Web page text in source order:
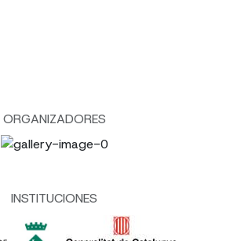
ORGANIZADORES
INSTITUCIONES